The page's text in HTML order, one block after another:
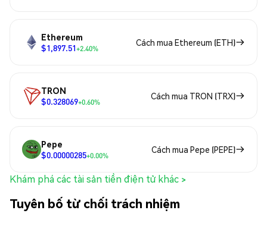
Ethereum
$1,897.51+2.40%
Cách mua Ethereum (ETH)
TRON
$0.328069+0.60%
Cách mua TRON (TRX)
Pepe
$0.00000285+0.00%
Cách mua Pepe (PEPE)
Khám phá các tài sản tiền điện tử khác >
Tuyên bố từ chối trách nhiệm